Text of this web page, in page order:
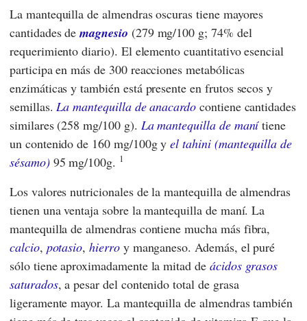
La mantequilla de almendras oscuras tiene mayores
cantidades demagnesio (279 mg/100 g; 74% del
requerimiento diario). El elemento cuantitativo esencial
participa en más de 300 reacciones metabólicas
enzimáticas y también está presente en frutos secos y
semillas.La mantequilla de anacardo contiene cantidades
similares (258 mg/100 g). La mantequilla de manítiene
un contenido de 160 mg/100g yel tahini (mantequilla de
sésamo)95 mg/100g. 1
Los valores nutricionales de la mantequilla de almendras
tienen una ventaja sobre la mantequilla de maní. La
mantequilla de almendras contiene mucha más fibra,
calcio, potasio,hierroy manganeso. Además, el puré
sólo tiene aproximadamente la mitad de ácidos grasos
saturados, a pesar del contenido total de grasa
ligeramente mayor. La mantequilla de almendras también